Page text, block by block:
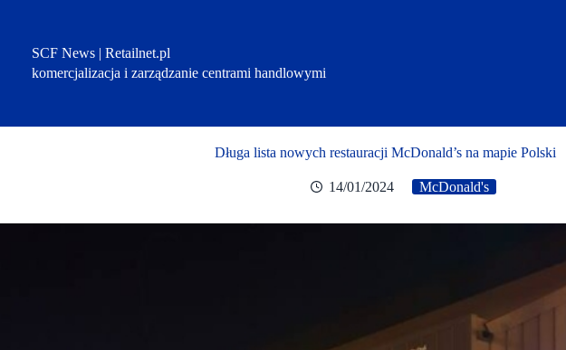
SCF News | Retailnet.pl
komercjalizacja i zarządzanie centrami handlowymi
Długa lista nowych restauracji McDonald’s na mapie Polski
14/01/2024 McDonald's